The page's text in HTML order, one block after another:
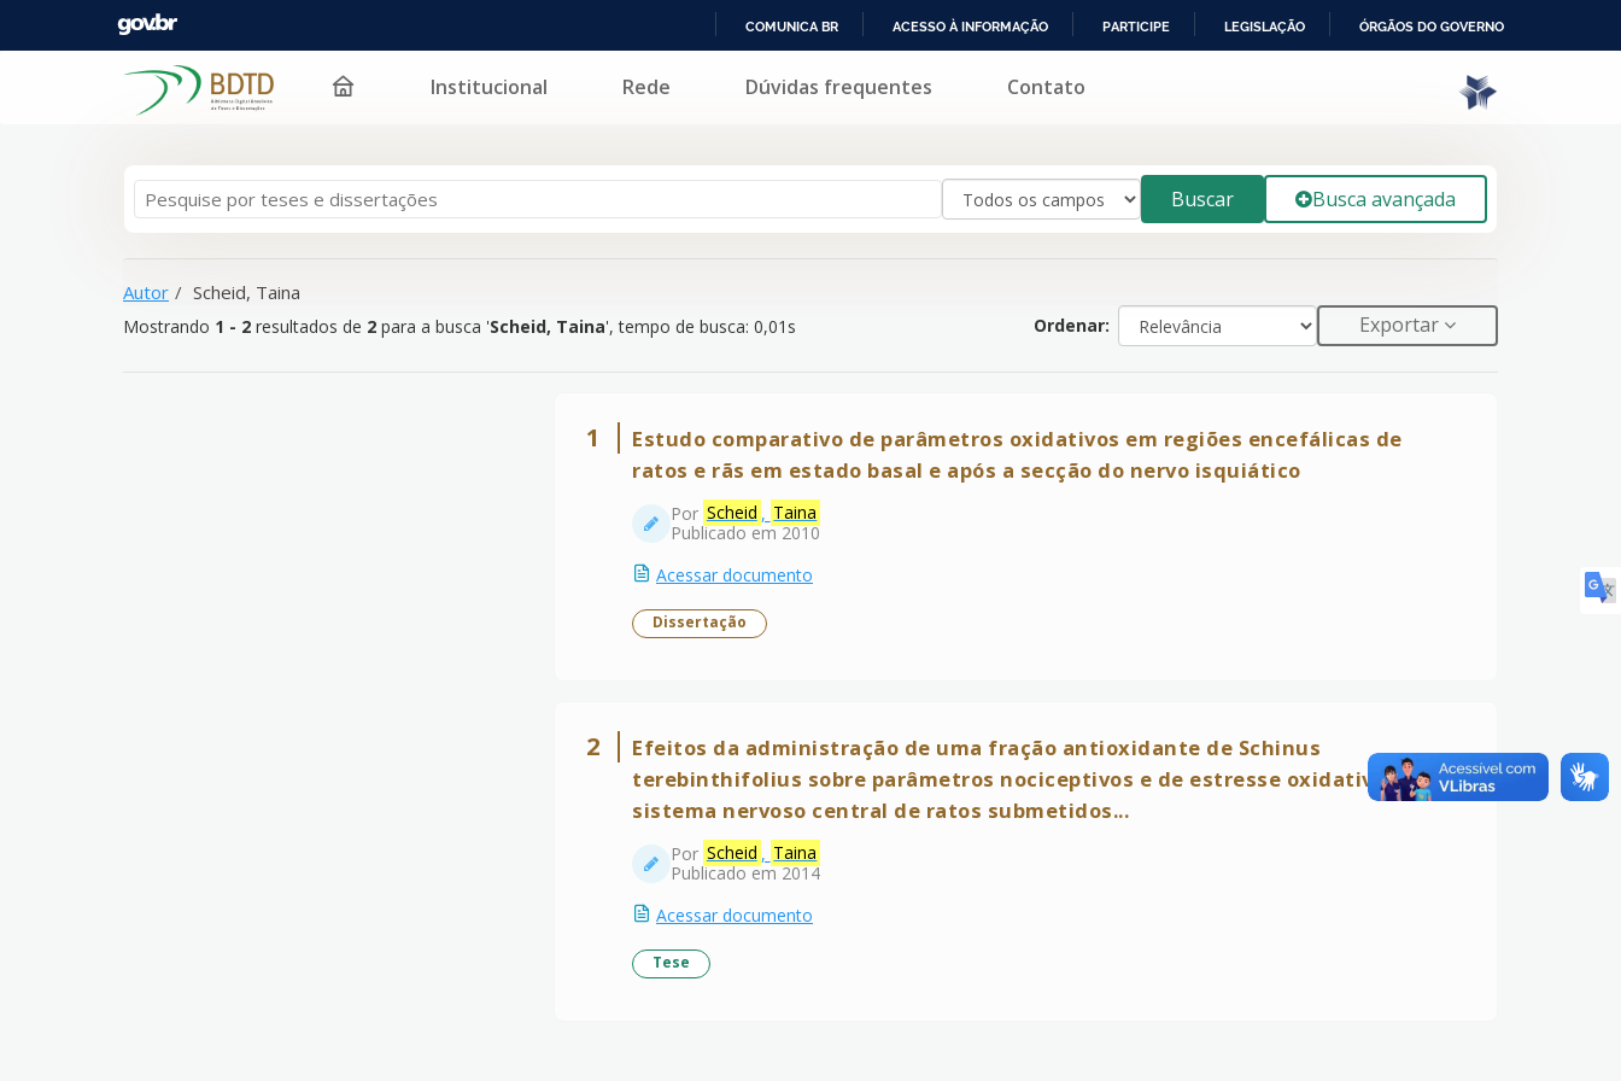
PARA
COMUNICA BR ACESSO À INFORMAÇÃO PARTICIPE LEGISLAÇÃO ÓRGÃOS DO GOVERNO
resultados de2para a busca ' Scheid, Taina'
Pular para o conteúdo Institucional Rede Dúvidas frequentes Contato
Buscar Busca avançada
Autor Scheid, Taina
Mostrando 1 - 2 resultados de 2 para a busca 'Scheid, Taina', tempo de busca: 0,01s Ordenar: Exportar
1
Estudo comparativo de parâmetros oxidativos em regiões encefálicas de
ratos e rãs em estado basal e após a secção do nervo isquiático
Por Scheid , Taina
Publicado em 2010
Acessar documento
Dissertação
2
Efeitos da administração de uma fração antioxidante de Schinus
terebinthifolius sobre parâmetros nociceptivos e de estresse oxidativo em
sistema nervoso central de ratos submetidos...
Por Scheid , Taina
Publicado em 2014
Acessar documento
Tese